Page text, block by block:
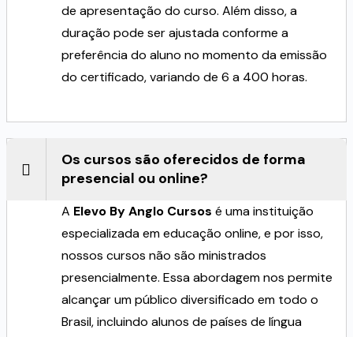
de apresentação do curso. Além disso, a
duração pode ser ajustada conforme a
preferência do aluno no momento da emissão
do certificado, variando de 6 a 400 horas.
Os cursos são oferecidos de forma
presencial ou online?
A Elevo By Anglo Cursos é uma instituição
especializada em educação online, e por isso,
nossos cursos não são ministrados
presencialmente. Essa abordagem nos permite
alcançar um público diversificado em todo o
Brasil, incluindo alunos de países de língua